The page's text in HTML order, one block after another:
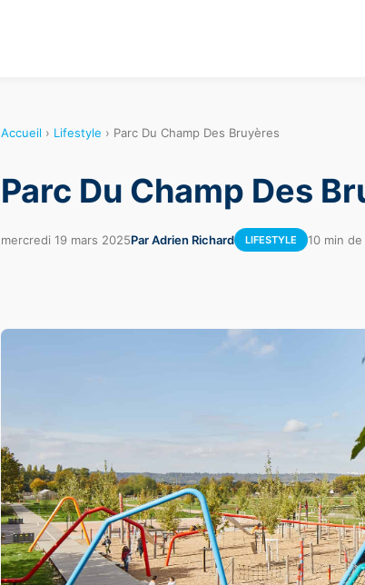
Accueil › Lifestyle › Parc Du Champ Des Bruyères
Parc Du Champ Des
mercredi 19 mars 2025Par Adrien Richard LIFESTYLE 10 min